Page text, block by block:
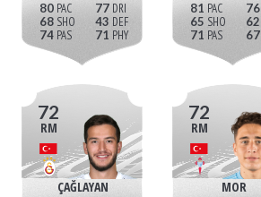
80
68
74
77
43
71
81
65
71
76
62
67
72
RM
ÇAĞLAYAN
72
RM
MOR